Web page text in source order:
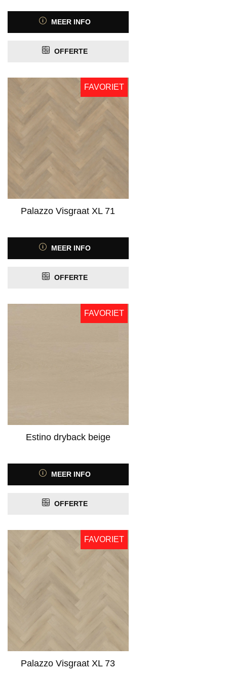
MEER INFO
OFFERTE
FAVORIET
Palazzo Visgraat XL 71
MEER INFO
OFFERTE
FAVORIET
Estino dryback beige
MEER INFO
OFFERTE
FAVORIET
Palazzo Visgraat XL 73